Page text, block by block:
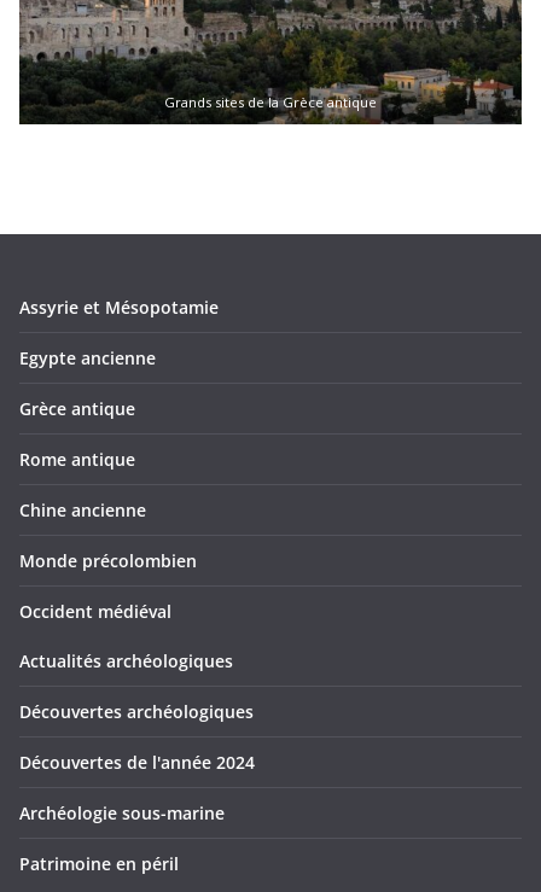
Grands sites de la Grèce antique
Assyrie et Mésopotamie
Egypte ancienne
Grèce antique
Rome antique
Chine ancienne
Monde précolombien
Occident médiéval
Actualités archéologiques
Découvertes archéologiques
Découvertes de l'année 2024
Archéologie sous-marine
Patrimoine en péril